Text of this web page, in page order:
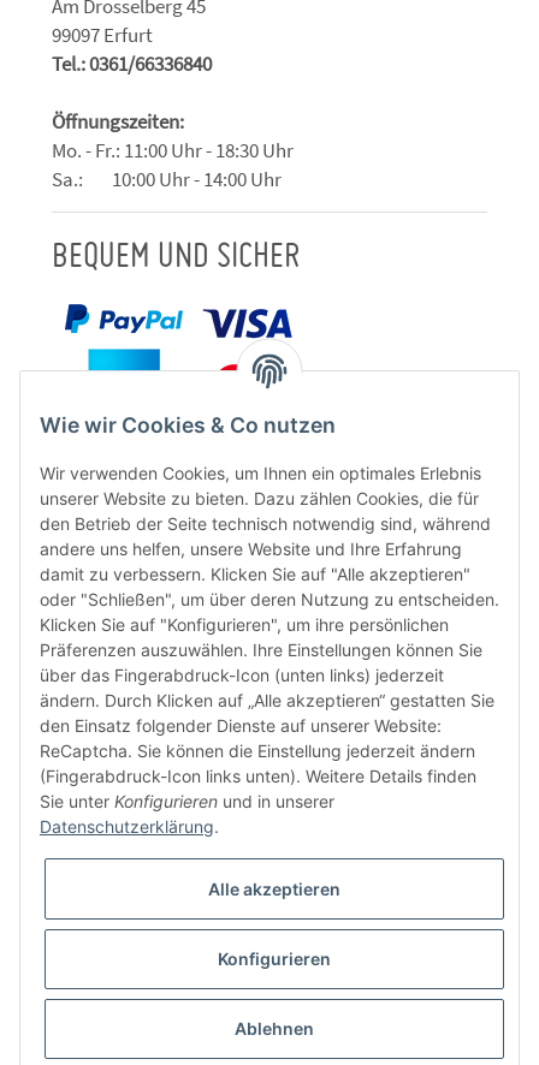
Am Drosselberg 45
99097 Erfurt
Tel.: 0361/66336840
Öffnungszeiten:
Mo. - Fr.: 11:00 Uhr - 18:30 Uhr
Sa.: 10:00 Uhr - 14:00 Uhr
BEQUEM UND SICHER
FÜR EUCH UNTERWEGS
Vertrag widerrufen
* Alle Preise inkl. gesetzlicher USt., zzgl.
© buntstoff GmbH Besucherzähler: 2802422
Wie wir Cookies & Co nutzen
Wir verwenden Cookies, um Ihnen ein optimales Erlebnis
unserer Website zu bieten. Dazu zählen Cookies, die für
den Betrieb der Seite technisch notwendig sind, während
andere uns helfen, unsere Website und Ihre Erfahrung
damit zu verbessern. Klicken Sie auf "Alle akzeptieren"
oder "Schließen", um über deren Nutzung zu entscheiden.
Klicken Sie auf "Konfigurieren", um ihre persönlichen
Präferenzen auszuwählen. Ihre Einstellungen können Sie
über das Fingerabdruck-Icon (unten links) jederzeit
ändern. Durch Klicken auf „Alle akzeptieren“ gestatten Sie
den Einsatz folgender Dienste auf unserer Website:
ReCaptcha. Sie können die Einstellung jederzeit ändern
(Fingerabdruck-Icon links unten). Weitere Details finden
Sie unter Konfigurieren und in unserer
Datenschutzerklärung.
Alle akzeptieren
Konfigurieren
Ablehnen